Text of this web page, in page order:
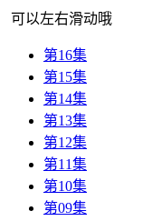
可以左右滑动哦
第16集
第15集
第14集
第13集
第12集
第11集
第10集
第09集